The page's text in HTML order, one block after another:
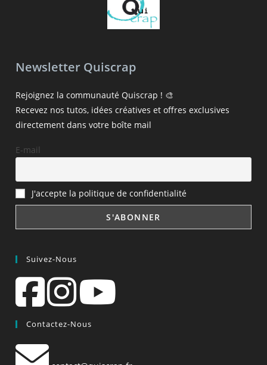
Newsletter Quiscrap
Rejoignez la communauté Quiscrap ! 🎨
Recevez nos tutos, idées créatives et offres exclusives
directement dans votre boîte mail
E-mail
J'accepte la politique de confidentialité
Suivez-Nous
Contactez-Nous